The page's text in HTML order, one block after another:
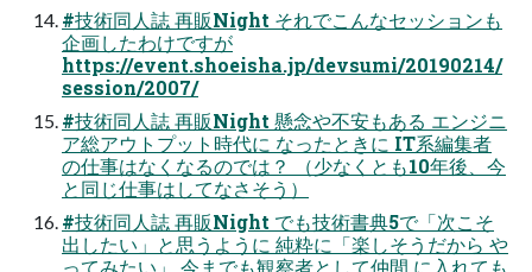
#技術同人誌 再販Night それでこんなセッションも
企画したわけですが
https://event.shoeisha.jp/devsumi/20190214/
session/2007/
#技術同人誌 再販Night 懸念や不安もある エンジニ
ア総アウトプット時代に なったときに IT系編集者
の仕事はなくなるのでは？ （少なくとも10年後、今
と同じ仕事はしてなさそう）
#技術同人誌 再販Night でも技術書典5で「次こそ
出したい」と思うように 純粋に「楽しそうだから や
ってみたい」 今までも観察者として仲間 に入れても